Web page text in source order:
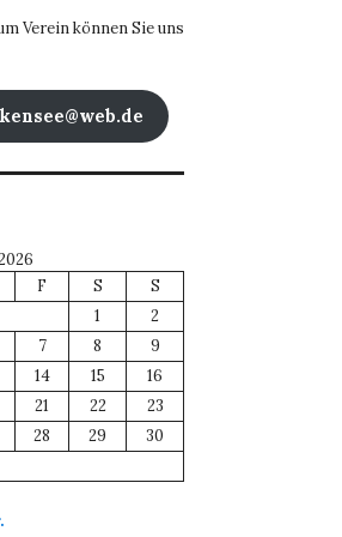
Verein können Sie uns
F S
S
1
2
7 8
9
14 15
16
21 22
23
28 29
30